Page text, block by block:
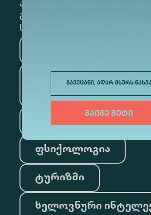
გავეცანი, აღარ მსურს
გაიგე მეტი
გამოსაწერად, მონიშნეთ
სექცია
საინფორმაციო
ტექნოლოგიები
ფსიქოლოგია
ტურიზმი
ხელოვნური